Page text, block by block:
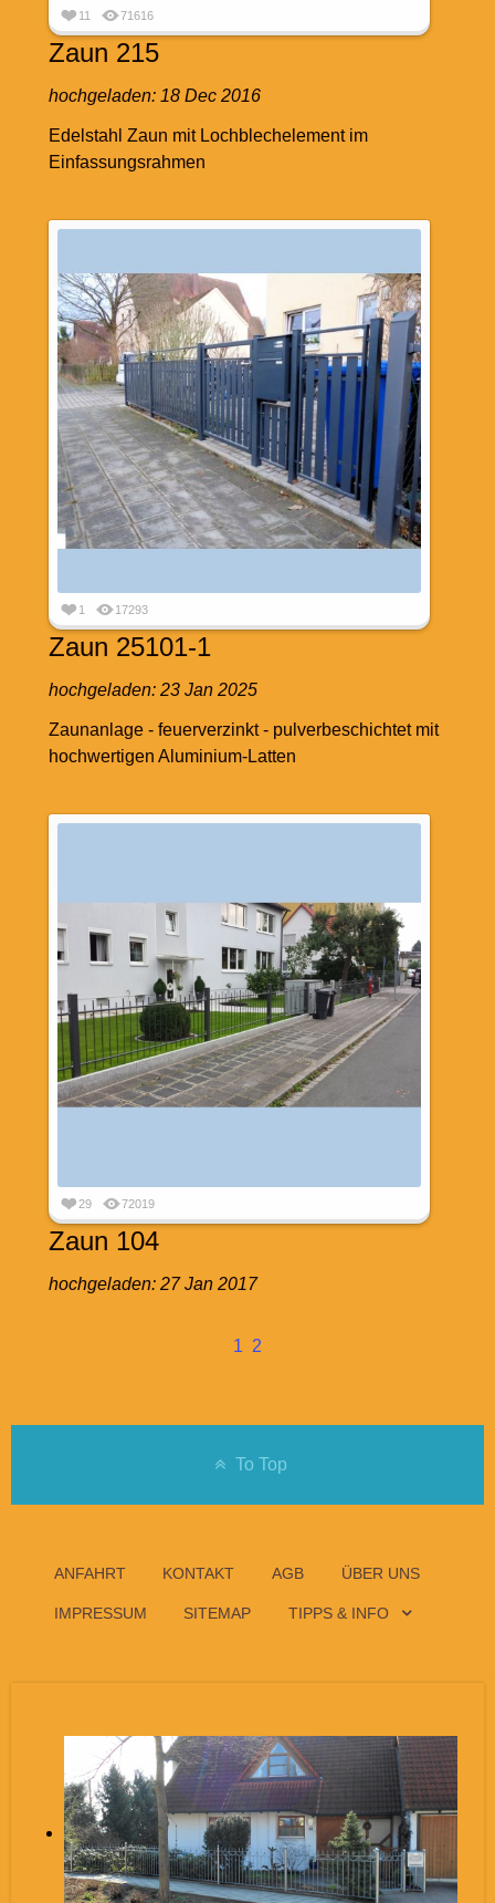
11 71616
Zaun 215
hochgeladen: 18 Dec 2016
Edelstahl Zaun mit Lochblechelement im
Einfassungsrahmen
1 17293
Zaun 25101-1
hochgeladen: 23 Jan 2025
Zaunanlage - feuerverzinkt - pulverbeschichtet mit
hochwertigen Aluminium-Latten
29 72019
Zaun 104
hochgeladen: 27 Jan 2017
1 2
To Top
ANFAHRT KONTAKT AGB ÜBER UNS
IMPRESSUM SITEMAP TIPPS & INFO